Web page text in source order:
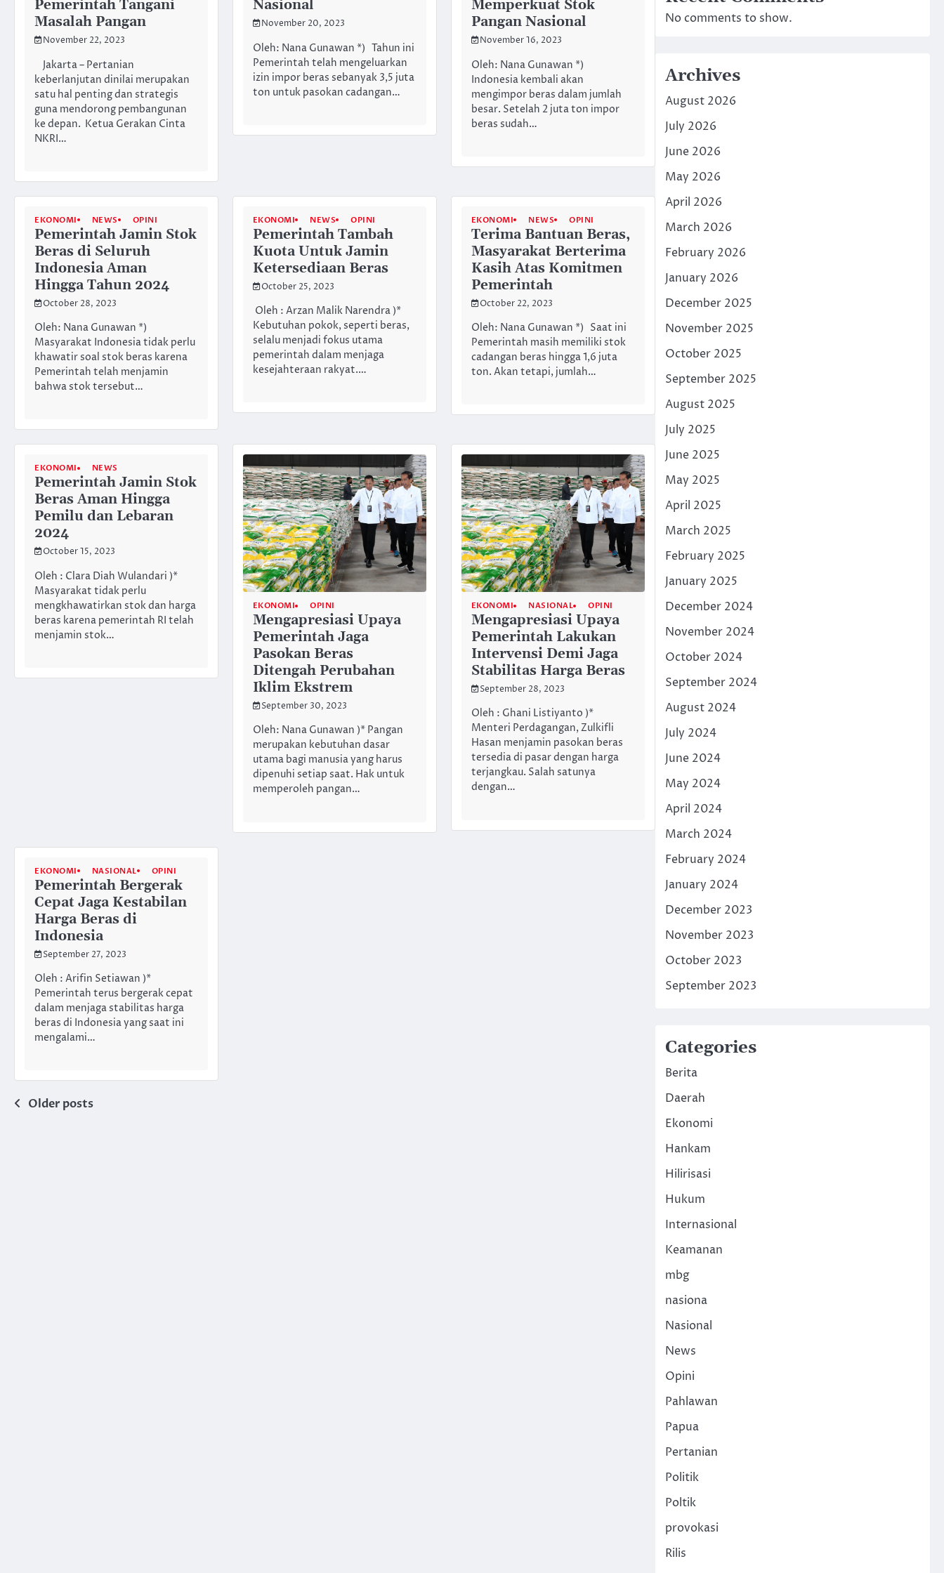
Pemerintah Tangani
Masalah Pangan
November 22, 2023
Jakarta – Pertanian
keberlanjutan dinilai merupakan
satu hal penting dan strategis
guna mendorong pembangunan
ke depan. Ketua Gerakan Cinta
NKRI…
Nasional
November 20, 2023
Oleh: Nana Gunawan *) Tahun ini
Pemerintah telah mengeluarkan
izin impor beras sebanyak 3,5 juta
ton untuk pasokan cadangan…
Memperkuat Stok
Pangan Nasional
November 16, 2023
Oleh: Nana Gunawan *)
Indonesia kembali akan
mengimpor beras dalam jumlah
besar. Setelah 2 juta ton impor
beras sudah…
EKONOMI NEWS OPINI
Pemerintah Jamin Stok
Beras di Seluruh
Indonesia Aman
Hingga Tahun 2024
October 28, 2023
Oleh: Nana Gunawan *)
Masyarakat Indonesia tidak perlu
khawatir soal stok beras karena
Pemerintah telah menjamin
bahwa stok tersebut…
EKONOMI NEWS OPINI
Pemerintah Tambah
Kuota Untuk Jamin
Ketersediaan Beras
October 25, 2023
Oleh : Arzan Malik Narendra )*
Kebutuhan pokok, seperti beras,
selalu menjadi fokus utama
pemerintah dalam menjaga
kesejahteraan rakyat.…
EKONOMI NEWS OPINI
Terima Bantuan Beras,
Masyarakat Berterima
Kasih Atas Komitmen
Pemerintah
October 22, 2023
Oleh: Nana Gunawan *) Saat ini
Pemerintah masih memiliki stok
cadangan beras hingga 1,6 juta
ton. Akan tetapi, jumlah…
EKONOMI NEWS
Pemerintah Jamin Stok
Beras Aman Hingga
Pemilu dan Lebaran
2024
October 15, 2023
Oleh : Clara Diah Wulandari )*
Masyarakat tidak perlu
mengkhawatirkan stok dan harga
beras karena pemerintah RI telah
menjamin stok…
EKONOMI OPINI
Mengapresiasi Upaya
Pemerintah Jaga
Pasokan Beras
Ditengah Perubahan
Iklim Ekstrem
September 30, 2023
Oleh: Nana Gunawan )* Pangan
merupakan kebutuhan dasar
utama bagi manusia yang harus
dipenuhi setiap saat. Hak untuk
memperoleh pangan…
EKONOMI NASIONAL OPINI
Mengapresiasi Upaya
Pemerintah Lakukan
Intervensi Demi Jaga
Stabilitas Harga Beras
September 28, 2023
Oleh : Ghani Listiyanto )*
Menteri Perdagangan, Zulkifli
Hasan menjamin pasokan beras
tersedia di pasar dengan harga
terjangkau. Salah satunya
dengan…
EKONOMI NASIONAL OPINI
Pemerintah Bergerak
Cepat Jaga Kestabilan
Harga Beras di
Indonesia
September 27, 2023
Oleh : Arifin Setiawan )*
Pemerintah terus bergerak cepat
dalam menjaga stabilitas harga
beras di Indonesia yang saat ini
mengalami…
Posts
Older posts
No comments to show.
Archives
August 2026
July 2026
June 2026
May 2026
April 2026
March 2026
February 2026
January 2026
December 2025
November 2025
October 2025
September 2025
August 2025
July 2025
June 2025
May 2025
April 2025
March 2025
February 2025
January 2025
December 2024
November 2024
October 2024
September 2024
August 2024
July 2024
June 2024
May 2024
April 2024
March 2024
February 2024
January 2024
December 2023
November 2023
October 2023
September 2023
Categories
Berita
Daerah
Ekonomi
Hankam
Hilirisasi
Hukum
Internasional
Keamanan
mbg
nasiona
Nasional
News
Opini
Pahlawan
Papua
Pertanian
Politik
Poltik
provokasi
Rilis